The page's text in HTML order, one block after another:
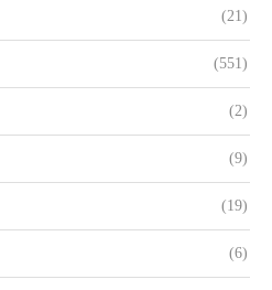
(21)
(551)
(2)
(9)
(19)
(6)